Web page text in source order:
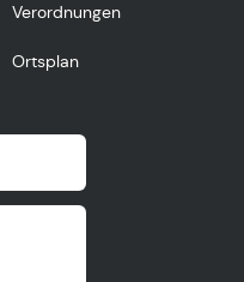
Verordnungen
Ortsplan